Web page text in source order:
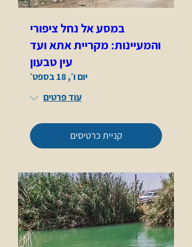
במסע אל נחל ציפורי
והמעיינות: מקריית אתא ועד
עין טבעון
יום ו׳, 18 בספט׳
עוד פרטים
קניית כרטיסים